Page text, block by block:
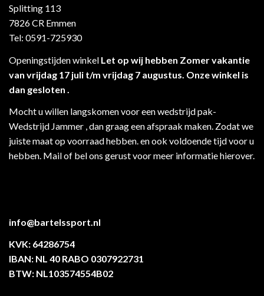
Splitting 113
7826 CR Emmen
Tel: 0591-725930
Openingstijden winkel Let op wij hebben Zomer vakantie
van vrijdag 17 juli t/m vrijdag 7 augustus. Onze winkel is
dan gesloten .
Mocht u willen langskomen voor een wedstrijd pak-
Wedstrijd Jammer , dan graag een afspraak maken. Zodat we
juiste maat op voorraad hebben. en ook voldoende tijd voor u
hebben. Mail of bel ons gerust voor meer informatie hierover.
info@bartelssport.nl
KVK: 64286754
IBAN: NL 40 RABO 0307922731
BTW: NL103574554B02